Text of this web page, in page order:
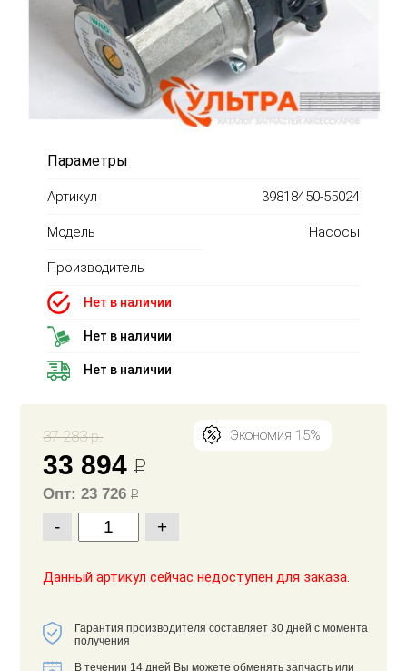
Параметры
Артикул 39818450-55024
Модель Насосы
Производитель
Нет в наличии
Нет в наличии
Нет в наличии
37 283 р. Экономия 15%
33 894Р
Опт: 23 726Р
- +
Данный артикул сейчас недоступен для заказа.
Гарантия производителя составляет 30 дней с момента
получения
В течении 14 дней Вы можете обменять запчасть или